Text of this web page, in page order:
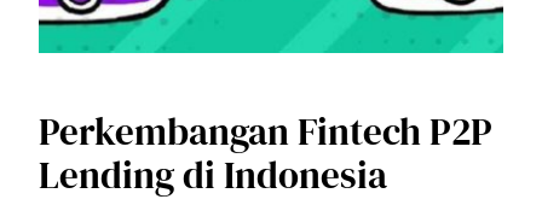
Perkembangan Fintech P2P
Lending di Indonesia